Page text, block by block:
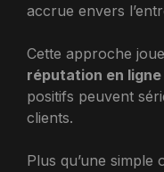
accrue envers
Cette approche
réputation en ligne
positifs peuvent
clients.
Plus qu’une